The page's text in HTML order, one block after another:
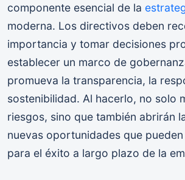
componente esencial de la
moderna. Los directivos deben
importancia y tomar decisiones
establecer un marco de
promueva la transparencia, la
sostenibilidad. Al hacerlo, no solo
riesgos, sino que también abrirán
nuevas oportunidades que
para el éxito a largo plazo de la